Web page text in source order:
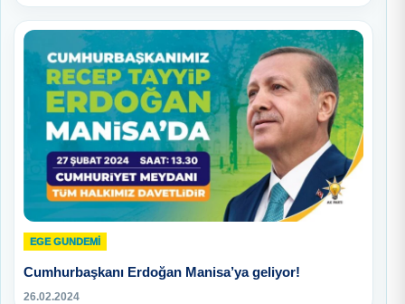
EGE GUNDEMİ
Cumhurbaşkanı Erdoğan Manisa’ya geliyor!
26.02.2024